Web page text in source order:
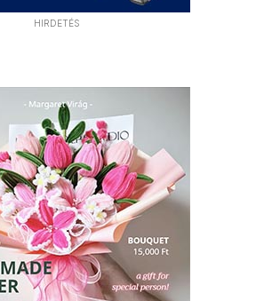
HIRDETÉS